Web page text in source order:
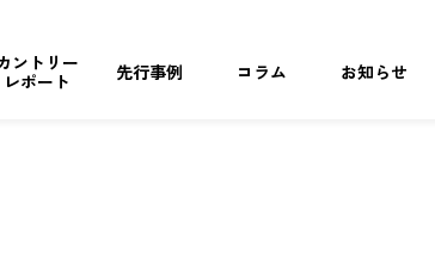
ントリー
レポート
先行事例 コラム お知らせ